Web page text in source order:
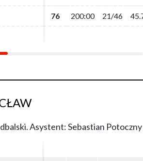
76 200:00 21/46
76 200:00 21/46
Asystent: Sebastian Potoczny